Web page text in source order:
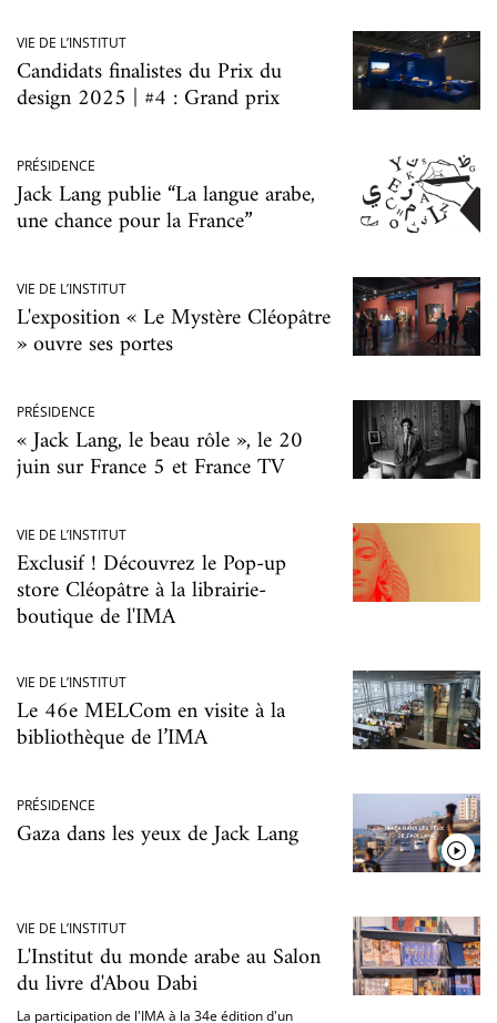
VIE DE L’INSTITUT
Candidats finalistes du Prix du
design 2025 | #4 : Grand prix
PRÉSIDENCE
Jack Lang publie “La langue arabe,
une chance pour la France”
VIE DE L’INSTITUT
L'exposition « Le Mystère Cléopâtre
» ouvre ses portes
PRÉSIDENCE
« Jack Lang, le beau rôle », le 20
juin sur France 5 et France TV
VIE DE L’INSTITUT
Exclusif ! Découvrez le Pop-up
store Cléopâtre à la librairie-
boutique de l'IMA
VIE DE L’INSTITUT
Le 46e MELCom en visite à la
bibliothèque de l’IMA
PRÉSIDENCE
Gaza dans les yeux de Jack Lang
VIE DE L’INSTITUT
L'Institut du monde arabe au Salon
du livre d'Abou Dabi
La participation de l'IMA à la 34e édition d'un